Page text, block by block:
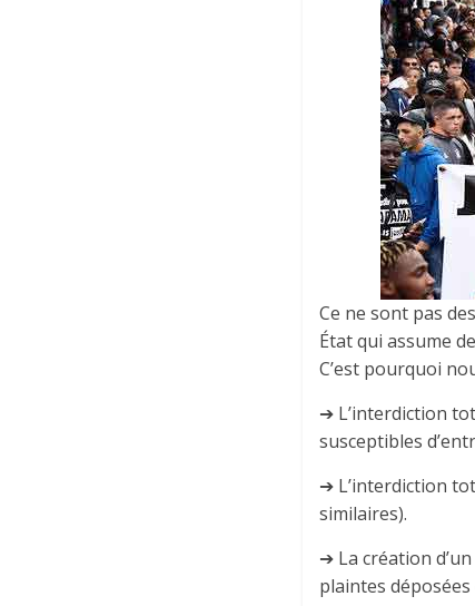
Ce ne sont pas
État qui assume
C’est pourquoi
➔ L’interdiction
susceptibles
➔ L’interdiction
similaires).
➔ La création
plaintes